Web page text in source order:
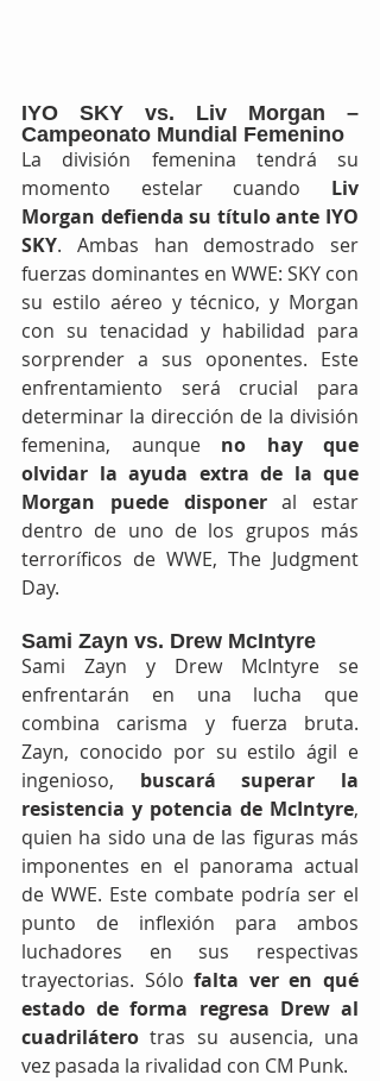
IYO SKY vs. Liv Morgan –
Campeonato Mundial Femenino
La división femenina tendrá su
momento estelar cuando Liv
Morgan defienda su título ante IYO
SKY. Ambas han demostrado ser
fuerzas dominantes en WWE: SKY con
su estilo aéreo y técnico, y Morgan
con su tenacidad y habilidad para
sorprender a sus oponentes. Este
enfrentamiento será crucial para
determinar la dirección de la división
femenina, aunque no hay que
olvidar la ayuda extra de la que
Morgan puede disponer al estar
dentro de uno de los grupos más
terroríficos de WWE, The Judgment
Day.
Sami Zayn vs. Drew McIntyre
Sami Zayn y Drew McIntyre se
enfrentarán en una lucha que
combina carisma y fuerza bruta.
Zayn, conocido por su estilo ágil e
ingenioso, buscará superar la
resistencia y potencia de McIntyre,
quien ha sido una de las figuras más
imponentes en el panorama actual
de WWE. Este combate podría ser el
punto de inflexión para ambos
luchadores en sus respectivas
trayectorias. Sólo falta ver en qué
estado de forma regresa Drew al
cuadrilátero tras su ausencia, una
vez pasada la rivalidad con CM Punk.